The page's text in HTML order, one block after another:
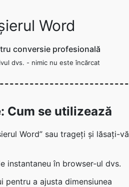
Word
conversie profesională
dvs. - nimic nu este încărcat
Cum se utilizează
Word” sau trageți și lăsați-vă
instantaneu în browser-ul dvs.
pentru a ajusta dimensiunea